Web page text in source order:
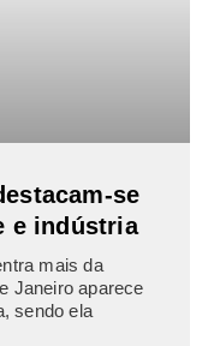
se
e indústria
mais da
Janeiro aparece
sendo ela